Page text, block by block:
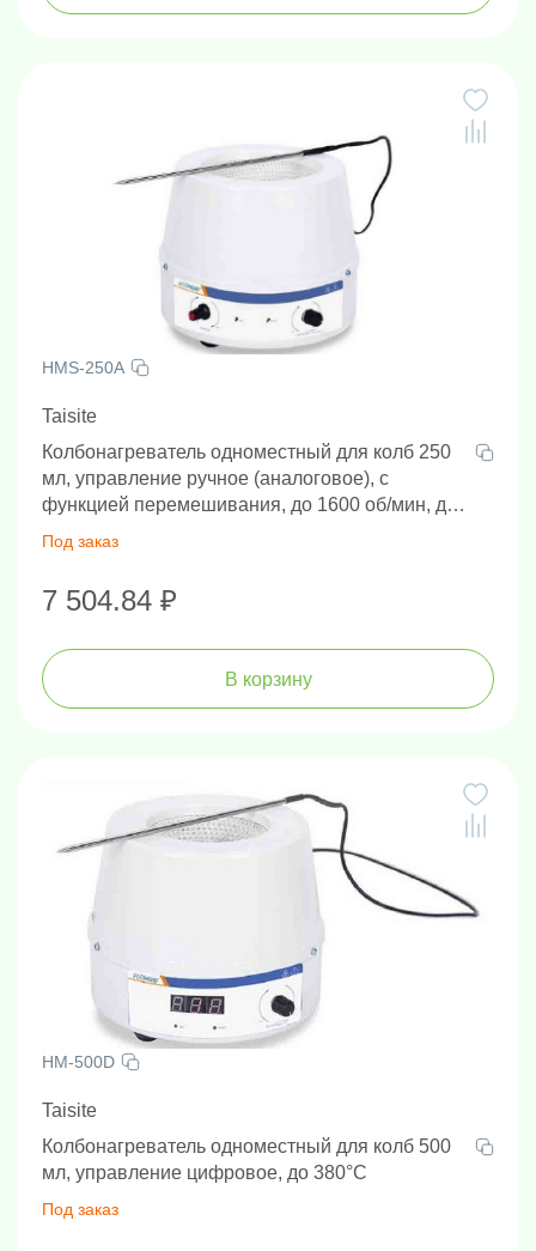
HMS-250A
Taisite
Колбонагреватель одноместный для колб 250
мл, управление ручное (аналоговое), с
функцией перемешивания, до 1600 об/мин, до
380°С
Под заказ
7 504.84 ₽
В корзину
HM-500D
Taisite
Колбонагреватель одноместный для колб 500
мл, управление цифровое, до 380°С
Под заказ